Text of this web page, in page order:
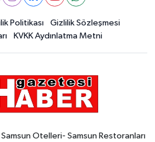
Politikası
Gizlilik Sözleşmesi
KVKK Aydınlatma Metni
Otelleri- Samsun Restoranları